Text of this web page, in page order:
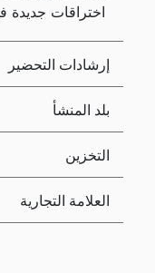
اختراقات جديدة
إرشادات التحضير
بلد المنشأ
التخزين
العلامة التجارية